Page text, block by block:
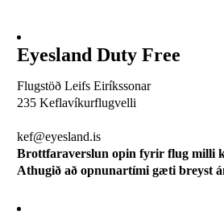
Eyesland Duty Free
Flugstöð Leifs Eiríkssonar
235 Keflavíkurflugvelli
kef@eyesland.is
Brottfaraverslun opin fyrir flug milli
Athugið að opnunartími gæti breyst